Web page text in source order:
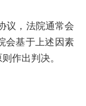
，法院通常会
会基于上述因素
作出判决。